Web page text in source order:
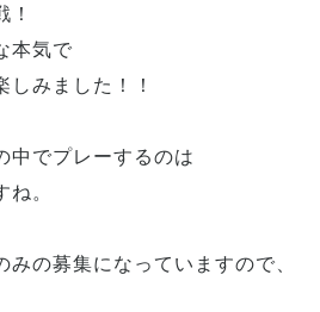
本気で
みました！！
中でプレーするのは
。
の募集になっていますので、